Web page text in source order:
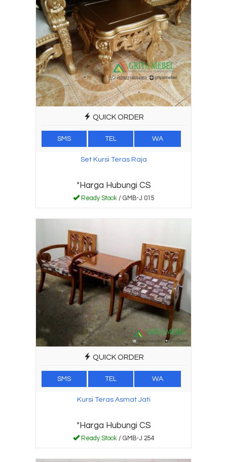
QUICK ORDER
SMS TEL WA
Set Kursi Teras Raja
*Harga Hubungi CS
Ready Stock/ GMB-J 015
QUICK ORDER
SMS TEL WA
Kursi Teras Asmat Jati
*Harga Hubungi CS
Ready Stock/ GMB-J 254